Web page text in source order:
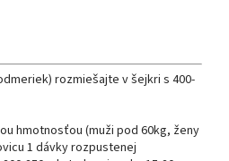
rozmiešajte v šejkri s 400-
hmotnosťou (muži pod 60kg, ženy
1 dávky rozpustenej